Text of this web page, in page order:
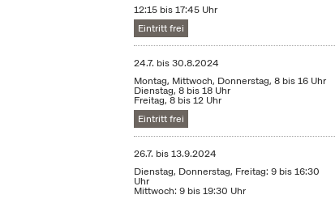
12:15 bis 17:45 Uhr
Eintritt frei
24.7. bis30.8.2024
Montag, Mittwoch, Donnerstag, 8 bis 16 Uhr
Dienstag, 8 bis 18 Uhr
Freitag, 8 bis 12 Uhr
Eintritt frei
26.7. bis13.9.2024
Dienstag, Donnerstag, Freitag: 9 bis 16:30
Uhr
Mittwoch: 9 bis 19:30 Uhr